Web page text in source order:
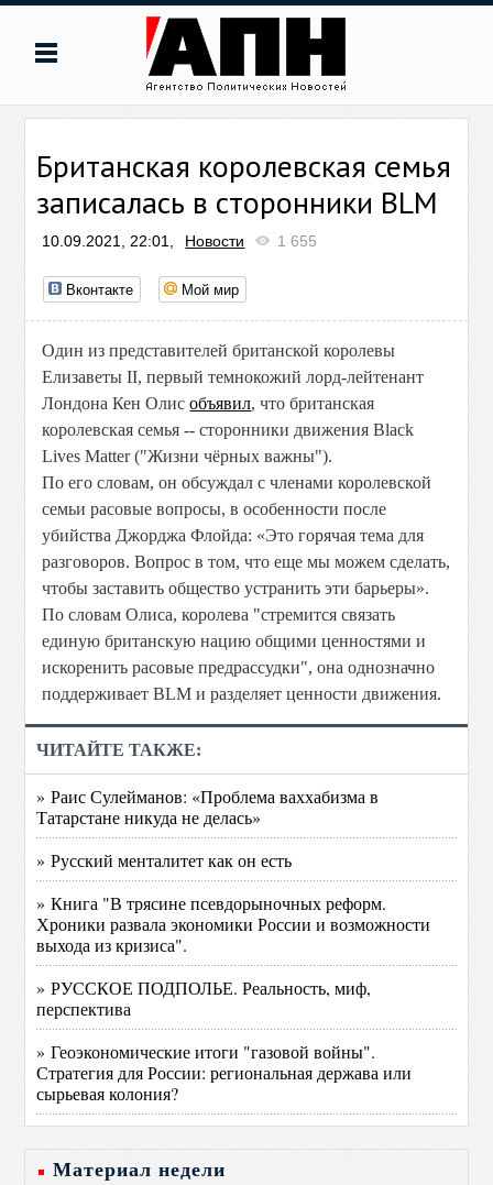
Британская королевская семья
записалась в сторонники BLM
10.09.2021, 22:01, Новости 1 655
Вконтакте Мой мир
Один из представителей британской королевы
Елизаветы II, первый темнокожий лорд-лейтенант
Лондона Кен Олисобъявил, что британская
королевская семья -- сторонники движения Black
Lives Matter ("Жизни чёрных важны").
По его словам, он обсуждал с членами королевской
семьи расовые вопросы, в особенности после
убийства Джорджа Флойда: «Это горячая тема для
разговоров. Вопрос в том, что еще мы можем сделать,
чтобы заставить общество устранить эти барьеры».
По словам Олиса, королева "стремится связать
единую британскую нацию общими ценностями и
искоренить расовые предрассудки", она однозначно
поддерживает BLM и разделяет ценности движения.
ЧИТАЙТЕ ТАКЖЕ:
» Раис Сулейманов: «Проблема ваххабизма в
Татарстане никуда не делась»
» Русский менталитет как он есть
» Книга "В трясине псевдорыночных реформ.
Хроники развала экономики России и возможности
выхода из кризиса".
» РУССКОЕ ПОДПОЛЬЕ. Реальность, миф,
перспектива
» Геоэкономические итоги "газовой войны".
Стратегия для России: региональная держава или
сырьевая колония?
Материал недели